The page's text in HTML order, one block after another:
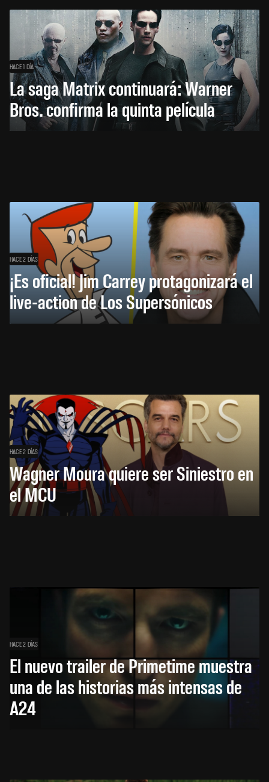
HACE 1 DÍA
La saga Matrix continuará: Warner
Bros. confirma la quinta película
HACE 2 DÍAS
¡Es oficial! Jim Carrey protagonizará el
live-action de Los Supersónicos
HACE 2 DÍAS
Wagner Moura quiere ser Siniestro en
el MCU
HACE 2 DÍAS
El nuevo trailer de Primetime muestra
una de las historias más intensas de
A24